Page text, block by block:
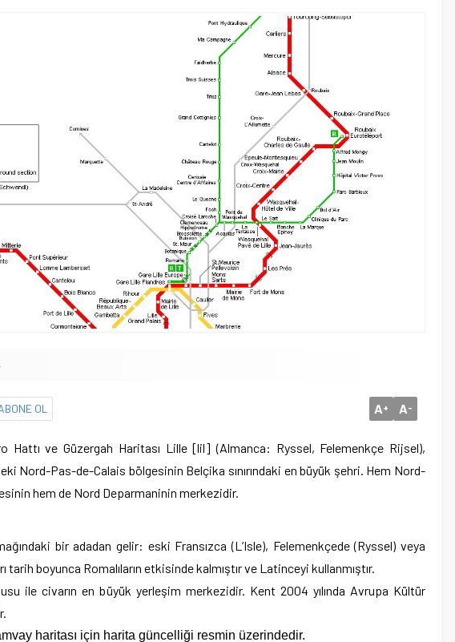
OL A+ A-
Hattı ve Güzergah Haritası Lille [lil] (Almanca: Ryssel, Felemenkçe Rijsel),
Nord-Pas-de-Calais bölgesinin Belçika sınırındaki en büyük şehri. Hem Nord-
hem de Nord Deparmaninin merkezidir.
bir adadan gelir: eski Fransızca (L’Isle), Felemenkçede (Ryssel) veya
tarih boyunca Romalıların etkisinde kalmıştır ve Latinceyi kullanmıştır.
ile civarın en büyük yerleşim merkezidir. Kent 2004 yılında Avrupa Kültür
haritası için harita güncelliği resmin üzerindedir.